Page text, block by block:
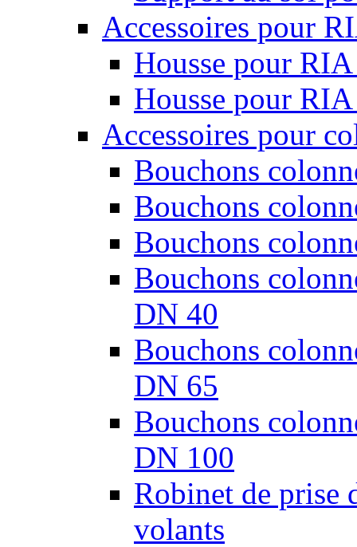
Accessoires pour
Housse pour
Housse pour
Accessoires pour
Bouchons
Bouchons
Bouchons
Bouchons
DN 40
Bouchons
DN 65
Bouchons
DN 100
Robinet de prise
volants